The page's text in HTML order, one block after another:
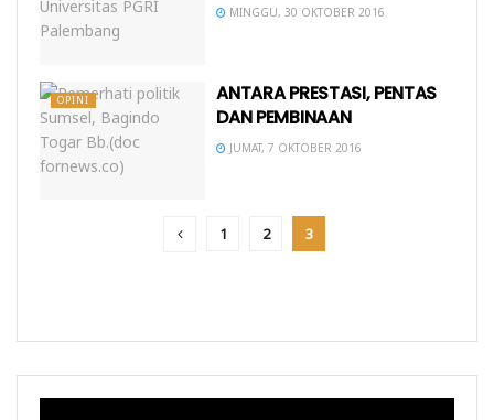
MINGGU, 30 OKTOBER 2016
OPINI
ANTARA PRESTASI, PENTAS
DAN PEMBINAAN
JUMAT, 7 OKTOBER 2016
1 2 3